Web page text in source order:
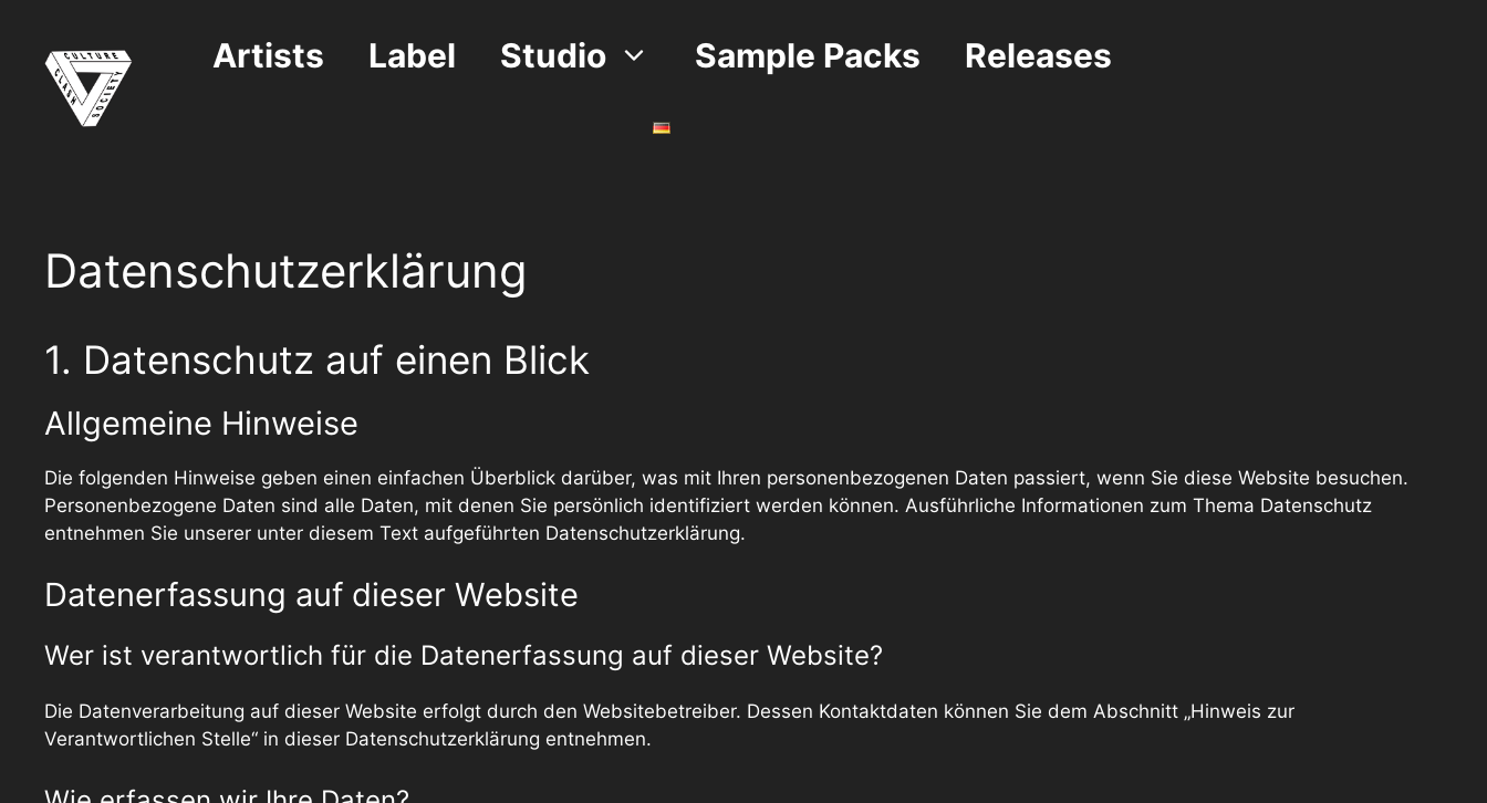
springen
Artists Label Studio Sample Packs Releases
Datenschutzerklärung
1. Datenschutz auf einen Blick
Allgemeine Hinweise
Die folgenden Hinweise geben einen einfachen Überblick darüber, was mit Ihren personenbezogenen Daten passiert, wenn Sie diese Website besuchen.
Personenbezogene Daten sind alle Daten, mit denen Sie persönlich identifiziert werden können. Ausführliche Informationen zum Thema Datenschutz
entnehmen Sie unserer unter diesem Text aufgeführten Datenschutzerklärung.
Datenerfassung auf dieser Website
Wer ist verantwortlich für die Datenerfassung auf dieser Website?
Die Datenverarbeitung auf dieser Website erfolgt durch den Websitebetreiber. Dessen Kontaktdaten können Sie dem Abschnitt „Hinweis zur
Verantwortlichen Stelle“ in dieser Datenschutzerklärung entnehmen.